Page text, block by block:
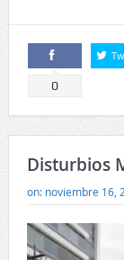
Comparte
0
Disturbios
on: noviembre 16,